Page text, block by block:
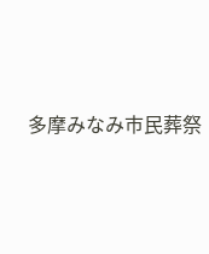
多摩みなみ市民葬祭